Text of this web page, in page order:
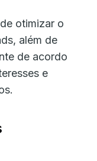
otimizar o
além de
de acordo
e